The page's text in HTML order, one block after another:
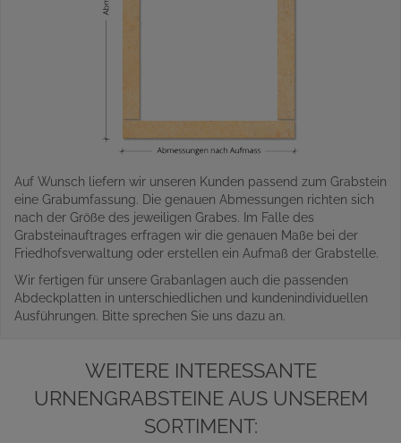
Auf Wunsch liefern wir unseren Kunden passend zum Grabstein
eine Grabumfassung. Die genauen Abmessungen richten sich
nach der Größe des jeweiligen Grabes. Im Falle des
Grabsteinauftrages erfragen wir die genauen Maße bei der
Friedhofsverwaltung oder erstellen ein Aufmaß der Grabstelle.
Wir fertigen für unsere Grabanlagen auch die passenden
Abdeckplatten in unterschiedlichen und kundenindividuellen
Ausführungen. Bitte sprechen Sie uns dazu an.
WEITERE INTERESSANTE
URNENGRABSTEINE AUS UNSEREM
SORTIMENT: